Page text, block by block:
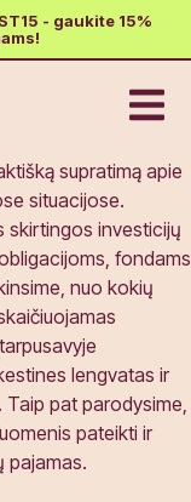
- gaukite 15%
supratimą apie
situacijose.
skirtingos investicijų
fondams
nuo kokių
lengvatas ir
pat parodysime,
pateikti ir
pajamas.